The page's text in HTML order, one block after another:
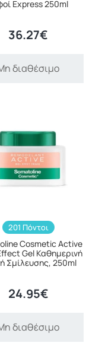
Express 250ml
36.27€
διαθέσιμο
201 Πόντοι
Cosmetic Active
Gel Καθημερινή
Σμίλευσης, 250ml
24.95€
διαθέσιμο